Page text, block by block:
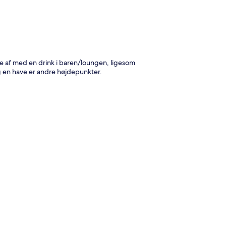
af med en drink i baren/loungen, ligesom
have er andre højdepunkter.